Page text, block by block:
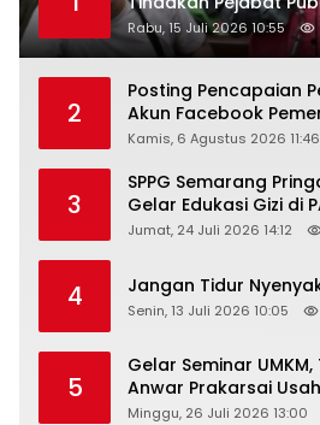
Rabu, 15 Juli 2026 10:55
2
Posting Pencapaian
Akun Facebook
Rembang “Dirujak”
Kamis, 6 Agustus 2026 11:46
3
SPPG Semarang
Gelar Edukasi Gizi di
Peringati Hari Anak
Jumat, 24 Juli 2026 14:12
4 Jangan Tidur
Senin, 13 Juli 2026 10:05
5
Gelar Seminar UMKM,
Anwar Prakarsai
di Logung
Minggu, 26 Juli 2026 13:00